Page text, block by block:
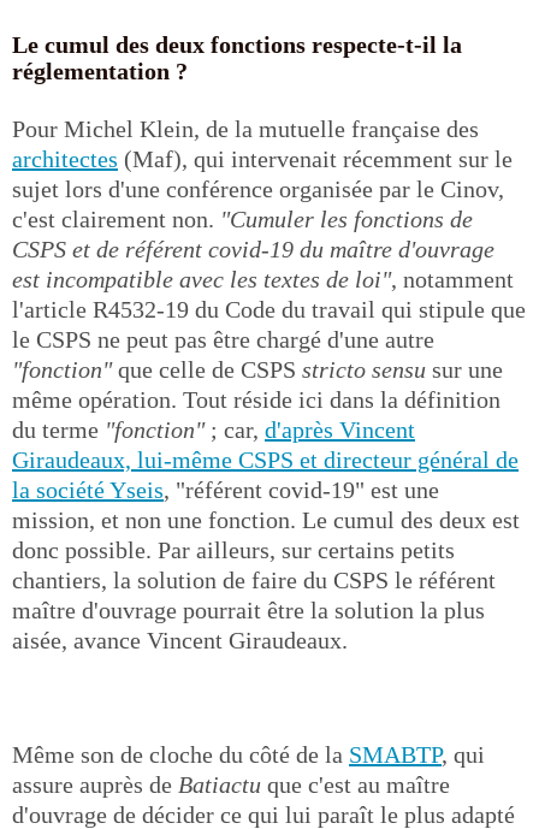
Le cumul des deux fonctions respecte-t-il la
réglementation ?
Pour Michel Klein, de la mutuelle française des
architectes (Maf), qui intervenait récemment sur le
sujet lors d'une conférence organisée par le Cinov,
c'est clairement non. "Cumuler les fonctions de
CSPS et de référent covid-19 du maître d'ouvrage
est incompatible avec les textes de loi", notamment
l'article R4532-19 du Code du travail qui stipule que
le CSPS ne peut pas être chargé d'une autre
"fonction"que celle de CSPS stricto sensu sur une
même opération. Tout réside ici dans la définition
du terme "fonction" ; car, d'après Vincent
Giraudeaux, lui-même CSPS et directeur général de
la société Yseis, "référent covid-19" est une
mission, et non une fonction. Le cumul des deux est
donc possible. Par ailleurs, sur certains petits
chantiers, la solution de faire du CSPS le référent
maître d'ouvrage pourrait être la solution la plus
aisée, avance Vincent Giraudeaux.
Même son de cloche du côté de la SMABTP, qui
assure auprès de Batiactu que c'est au maître
d'ouvrage de décider ce qui lui paraît le plus adapté